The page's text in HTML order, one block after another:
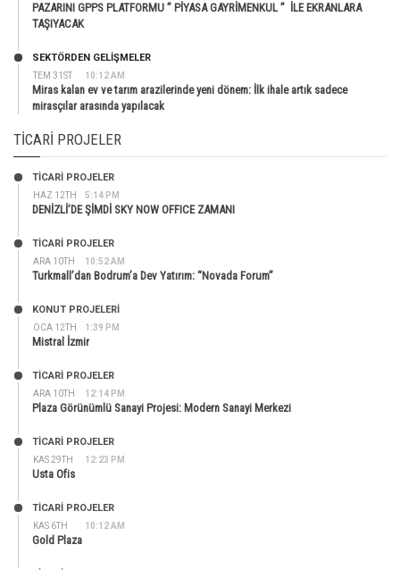
PAZARINI GPPS PLATFORMU ” PİYASA GAYRİMENKUL ” İLE EKRANLARA
TAŞIYACAK
TEM 31ST 10:12 AM
SEKTÖRDEN GELIŞMELER
Miras kalan ev ve tarım arazilerinde yeni dönem: İlk ihale artık sadece
mirasçılar arasında yapılacak
TICARI PROJELER
HAZ 12TH 5:14 PM
TİCARİ PROJELER
DENİZLİ’DE ŞİMDİ SKY NOW OFFICE ZAMANI
ARA 10TH 10:52 AM
TİCARİ PROJELER
Turkmall’dan Bodrum’a Dev Yatırım: “Novada Forum”
OCA 12TH 1:39 PM
KONUT PROJELERI
Mistral İzmir
ARA 10TH 12:14 PM
TİCARİ PROJELER
Plaza Görünümlü Sanayi Projesi: Modern Sanayi Merkezi
KAS 29TH 12:23 PM
TİCARİ PROJELER
Usta Ofis
KAS 6TH 10:12 AM
TİCARİ PROJELER
Gold Plaza